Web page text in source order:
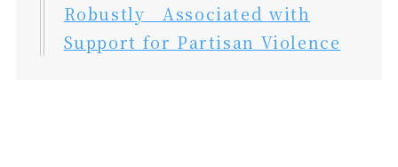
Robustly Associated with
Support for Partisan Violence